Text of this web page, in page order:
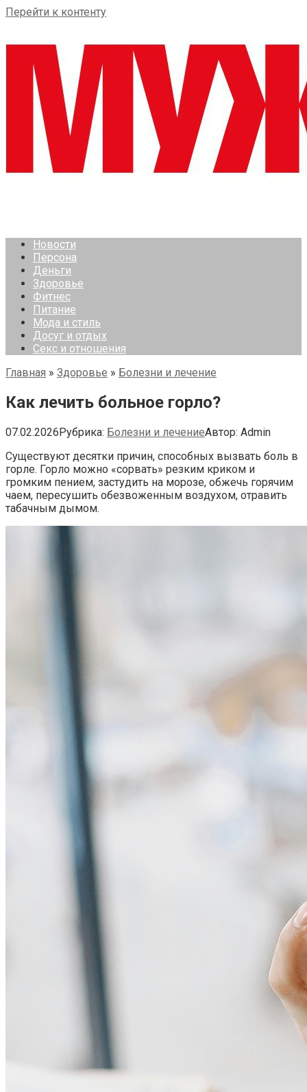
Перейти к контенту
Новости
Персона
Деньги
Здоровье
Фитнес
Питание
Мода и стиль
Досуг и отдых
Секс и отношения
Главная » Здоровье » Болезни и лечение
Как лечить больное горло?
07.02.2026Рубрика: Болезни и лечениеАвтор: Admin
Существуют десятки причин, способных вызвать боль в
горле. Горло можно «сорвать» резким криком и
громким пением, застудить на морозе, обжечь горячим
чаем, пересушить обезвоженным воздухом, отравить
табачным дымом.